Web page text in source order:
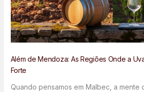
Além de Mendoza: As Regiões Onde a
Forte
Quando pensamos em Malbec, a mente